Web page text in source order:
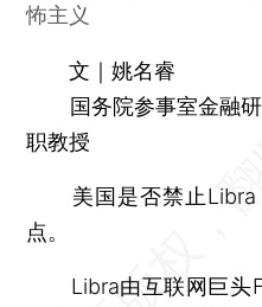
怖主义
文｜姚名睿
国务院参事室金融研
职教授
美国是否禁止Libra
点。
Libra由互联网巨头